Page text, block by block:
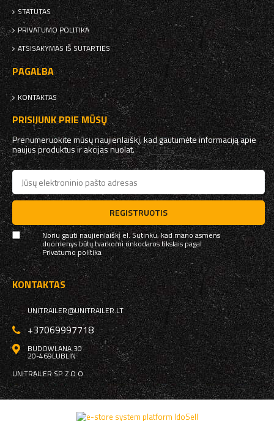
STATUTAS
PRIVATUMO POLITIKA
ATSISAKYMAS IŠ SUTARTIES
PAGALBA
KONTAKTAS
PRISIJUNK PRIE MŪSŲ
Prenumeruokite mūsų naujienlaiškį, kad gautumėte informaciją apie
naujus produktus ir akcijas nuolat.
REGISTRUOTIS
Noriu gauti naujienlaiškį el. Sutinku, kad mano asmens
duomenys būtų tvarkomi rinkodaros tikslais pagal
Privatumo politika
KONTAKTAS
UNITRAILER@UNITRAILER.LT
+37069997718
BUDOWLANA 30
20-469LUBLIN
UNITRAILER SP. Z O.O.